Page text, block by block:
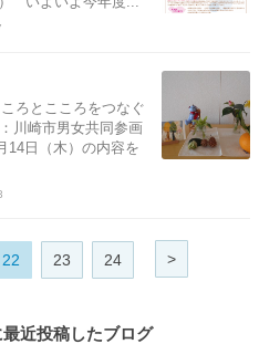
ろとこころをつなぐ
川崎市男女共同参画
日（木）の内容を
22 23 24 >
近投稿したブログ